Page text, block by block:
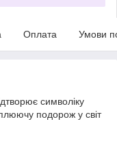
Оплата Умови
символіку
подорож у світ